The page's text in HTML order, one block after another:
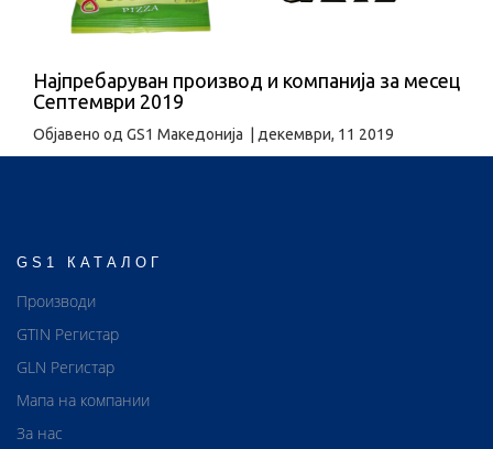
Најпребаруван производ и компанија за месец
Септември 2019
Објавено од GS1 Македонија декември, 11 2019
GS1 КАТАЛОГ
Производи
GTIN Регистар
GLN Регистар
Мапа на компании
За нас